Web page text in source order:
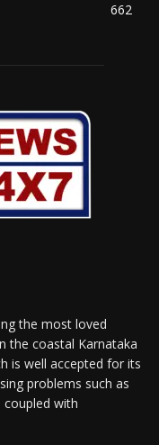
662
the most loved
the coastal Karnataka
is well accepted for its
problems such as
with